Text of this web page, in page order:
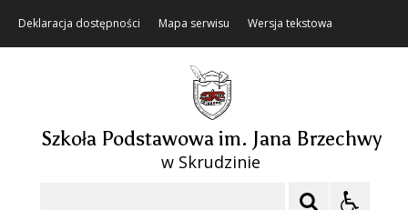
Deklaracja dostępności Mapa serwisu Wersja tekstowa
Szkoła Podstawowa im. Jana Brzechwy
w Skrudzinie